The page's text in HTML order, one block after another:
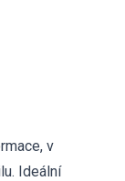
v
Ideální